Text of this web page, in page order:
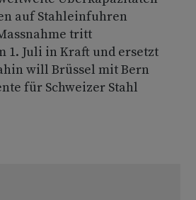
auf Stahleinfuhren
tritt
1. Juli in Kraft und ersetzt
will Brüssel mit Bern
für Schweizer Stahl